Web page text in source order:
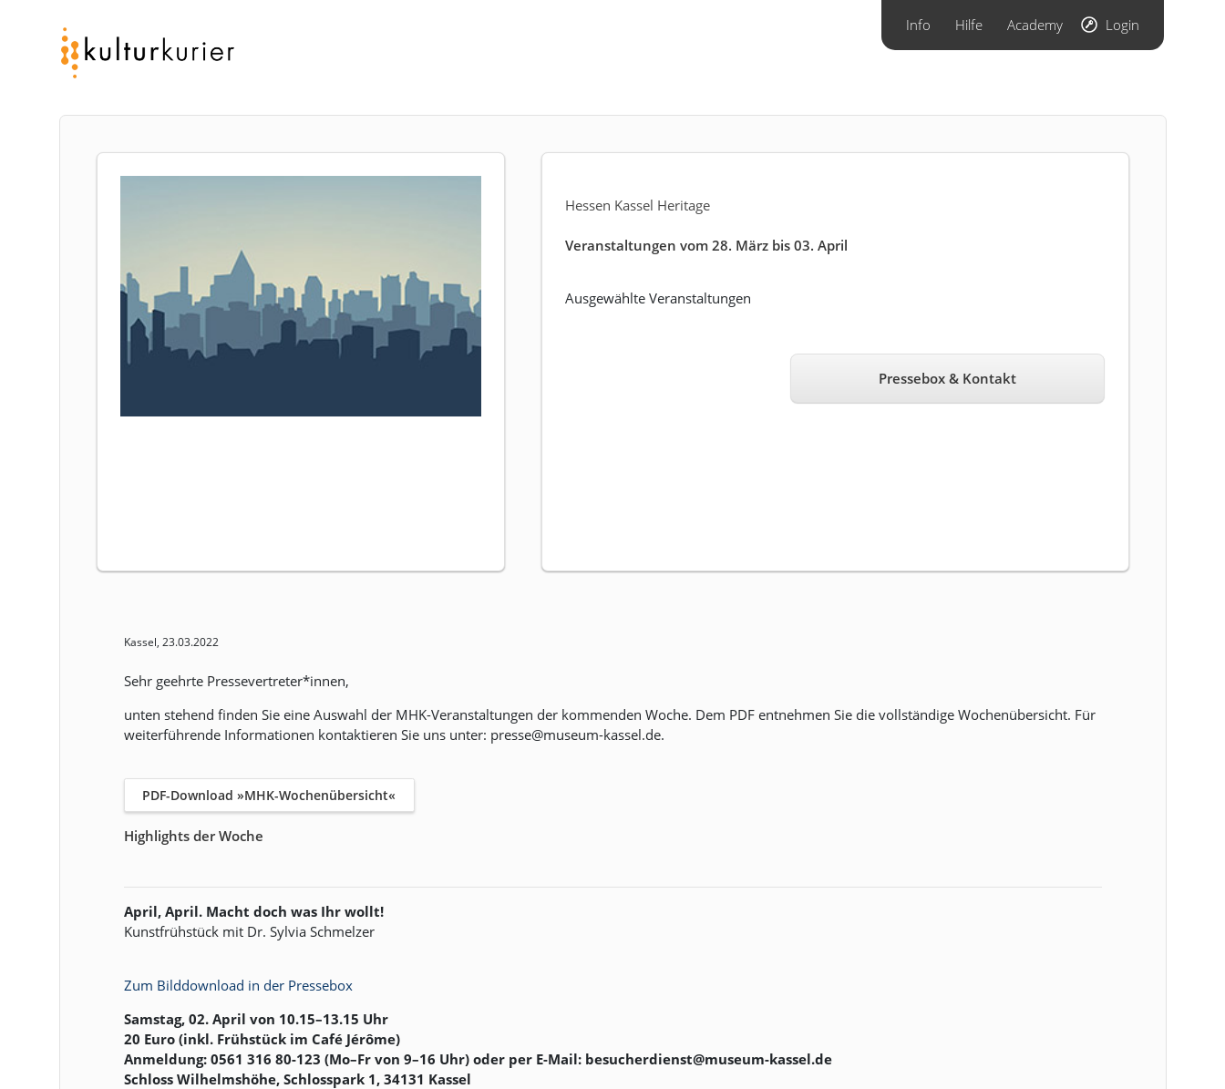
Info Hilfe Academy Login
Hessen Kassel Heritage
Veranstaltungen vom 28. März bis 03. April
Ausgewählte Veranstaltungen
Pressebox & Kontakt
Kassel, 23.03.2022
Sehr geehrte Pressevertreter*innen,
unten stehend finden Sie eine Auswahl der MHK-Veranstaltungen der kommenden Woche. Dem PDF entnehmen Sie die vollständige Wochenübersicht. Für
weiterführende Informationen kontaktieren Sie uns unter: presse@museum-kassel.de.
PDF-Download »MHK-Wochenübersicht«
Highlights der Woche
April, April. Macht doch was Ihr wollt!
Kunstfrühstück mit Dr. Sylvia Schmelzer
Zum Bilddownload in der Pressebox
Samstag, 02. April von 10.15–13.15 Uhr
20 Euro (inkl. Frühstück im Café Jérôme)
Anmeldung: 0561 316 80-123 (Mo–Fr von 9–16 Uhr) oder per E-Mail: besucherdienst@museum-kassel.de
Schloss Wilhelmshöhe, Schlosspark 1, 34131 Kassel